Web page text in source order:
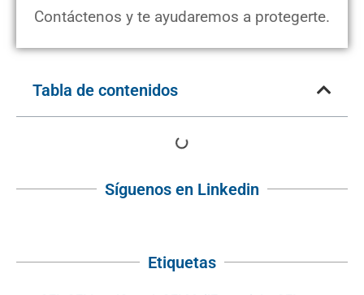
Contáctenos y te ayudaremos a protegerte.
Tabla de contenidos
Síguenos en Linkedin
Etiquetas